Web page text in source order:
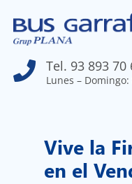
 Tel. 93 893 70
Lunes –
Vive la
en el